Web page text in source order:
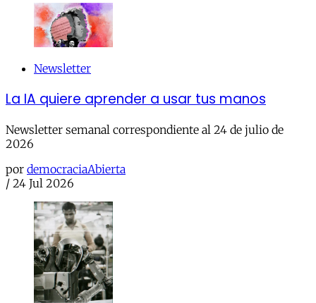
Newsletter
La IA quiere aprender a usar tus manos
Newsletter semanal correspondiente al 24 de julio de
2026
por democraciaAbierta
/ 24 Jul 2026